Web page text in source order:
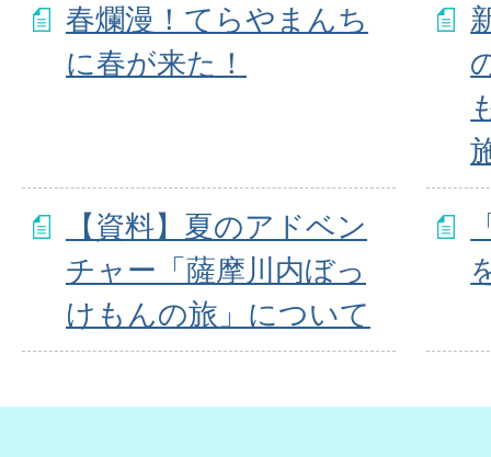
春爛漫！てらやまんち
に春が来た！
【資料】夏のアドベン
チャー「薩摩川内ぼっ
けもんの旅」について